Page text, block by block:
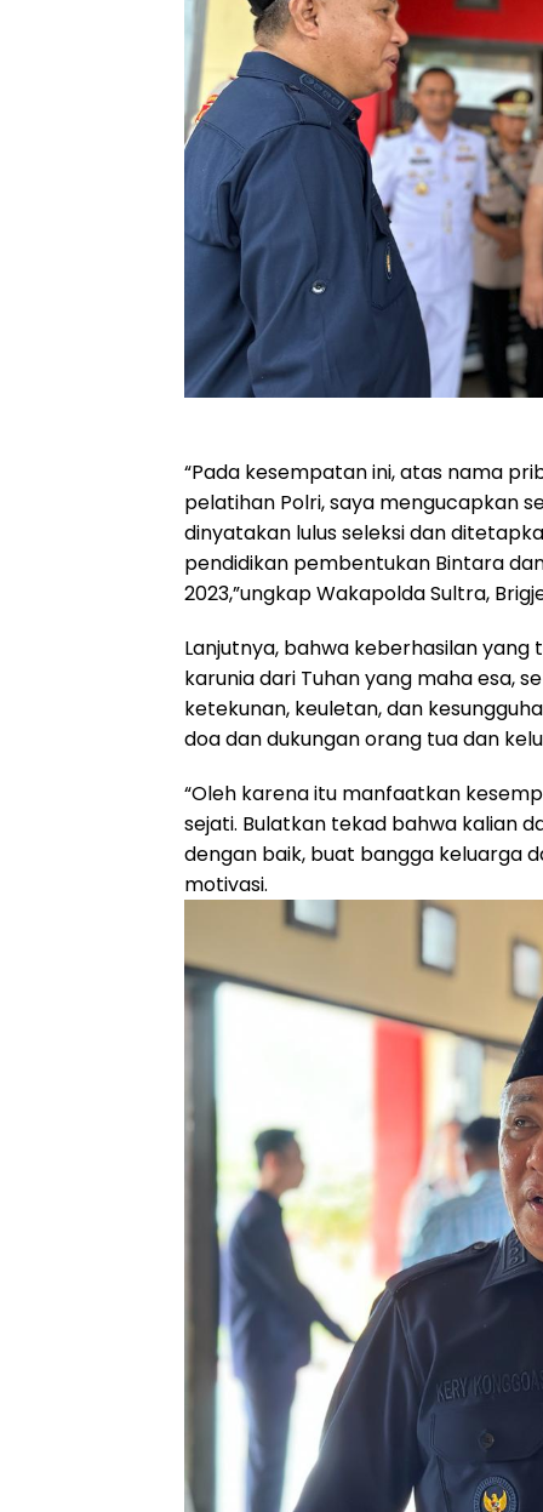
“Pada kesempatan ini, atas nama
pelatihan Polri, saya mengucapkan
dinyatakan lulus seleksi dan
pendidikan pembentukan Bintara
2023,”ungkap Wakapolda Sultra,
Lanjutnya, bahwa keberhasilan
karunia dari Tuhan yang maha esa,
ketekunan, keuletan, dan
doa dan dukungan orang tua dan
“Oleh karena itu manfaatkan
sejati. Bulatkan tekad bahwa kalian
dengan baik, buat bangga keluarga
motivasi.